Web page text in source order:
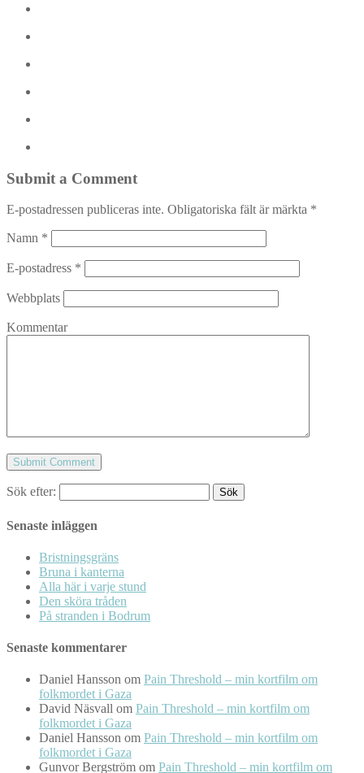
Submit a Comment
E-postadressen publiceras inte. Obligatoriska fält är märkta *
Namn *
E-postadress *
Webbplats
Kommentar
Sök efter:
Senaste inläggen
Bristningsgräns
Bruna i kanterna
Alla här i varje stund
Den sköra tråden
På stranden i Bodrum
Senaste kommentarer
Daniel Hansson om Pain Threshold – min kortfilm om
folkmordet i Gaza
David Näsvall om Pain Threshold – min kortfilm om
folkmordet i Gaza
Daniel Hansson om Pain Threshold – min kortfilm om
folkmordet i Gaza
Gunvor Bergström om Pain Threshold – min kortfilm om